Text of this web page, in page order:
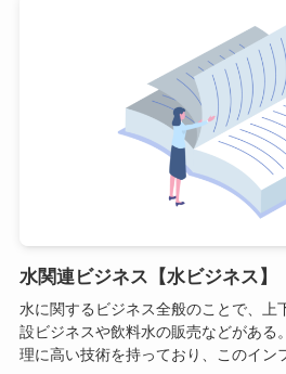
水関連ビジネス【水ビジネス】
水に関するビジネス全般のことで、上
設ビジネスや飲料水の販売などがある
理に高い技術を持っており、このイン